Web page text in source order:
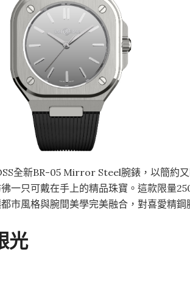
全新BR-05 Mirror Steel腕錶，以簡約
一只可戴在手上的精品珠寶。這款限量
市風格與腕間美學完美融合，對喜愛精鋼
光